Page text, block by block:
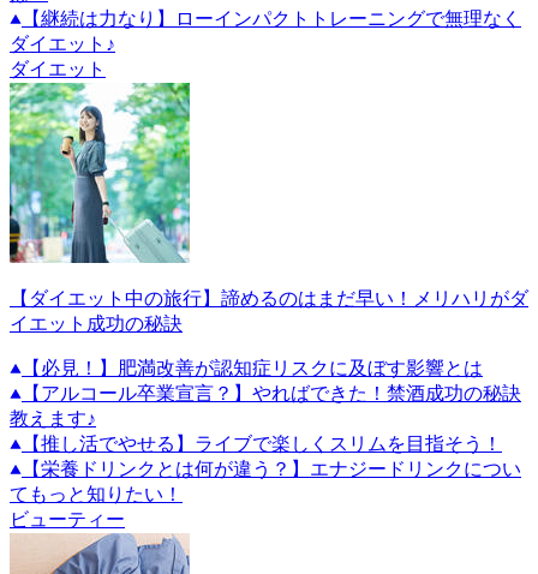
【継続は力なり】ローインパクトトレーニングで無理なく
ダイエット♪
ダイエット
【ダイエット中の旅行】諦めるのはまだ早い！メリハリがダ
イエット成功の秘訣
【必見！】肥満改善が認知症リスクに及ぼす影響とは
【アルコール卒業宣言？】やればできた！禁酒成功の秘訣
教えます♪
【推し活でやせる】ライブで楽しくスリムを目指そう！
【栄養ドリンクとは何が違う？】エナジードリンクについ
てもっと知りたい！
ビューティー